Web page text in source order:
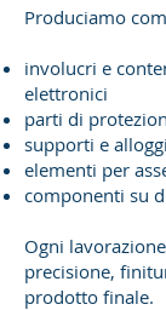
Produciamo
involucri e
elettronici
parti di
supporti e
elementi per
componenti su
Ogni
precisione,
prodotto finale.